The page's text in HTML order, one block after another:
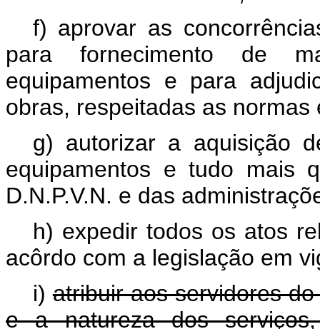
f) aprovar as
para fornecimento de
equipamentos e para
obras, respeitadas as normas
g) autorizar a aquisição
equipamentos e tudo mais
D.N.P.V.N. e das
h) expedir todos os atos
acôrdo com a legislação em
i)atribuir aos servidores
e a natureza dos